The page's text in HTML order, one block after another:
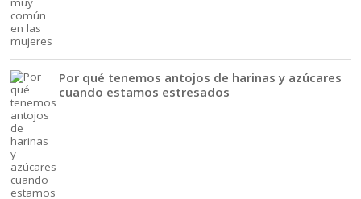
Por qué tenemos antojos de harinas y azúcares
cuando estamos estresados